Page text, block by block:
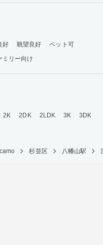
好 眺望良好
ペット可
ミリー向け
2K 2DK 2LDK 3K
3DK
杉並区 八幡山駅